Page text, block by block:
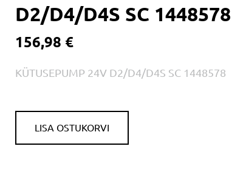
D2/D4/D4S SC 1448578
156,98 €
KÜTUSEPUMP 24V D2/D4/D4S SC 1448578
LISA OSTUKORVI